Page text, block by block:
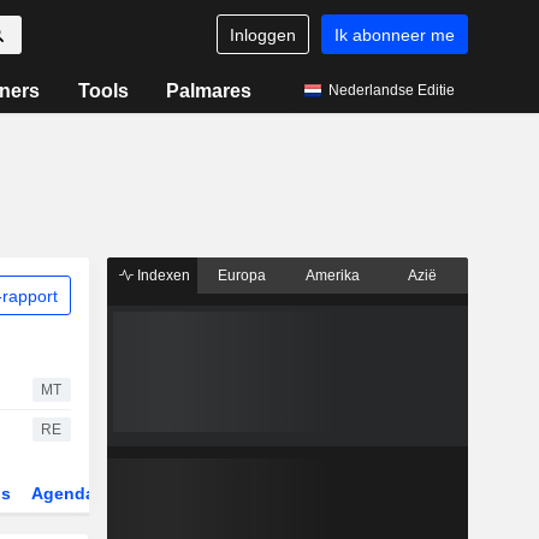
Inloggen Ik abonneer me
Tools Palmares Nederlandse Editie
MT
RE
Agenda
Indexen Europa Amerika Azië